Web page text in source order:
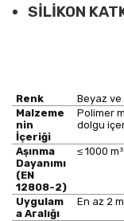
SİLİKON
Renk
Beyaz
Malzeme
nin
İçeriği
Polimer
dolgu
Aşınma
Dayanımı
(EN
12808-2)
≤ 1000 m 3
Uygulam
a Aralığı
En az 2